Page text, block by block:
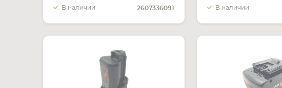
В наличии 2607336091 В наличии